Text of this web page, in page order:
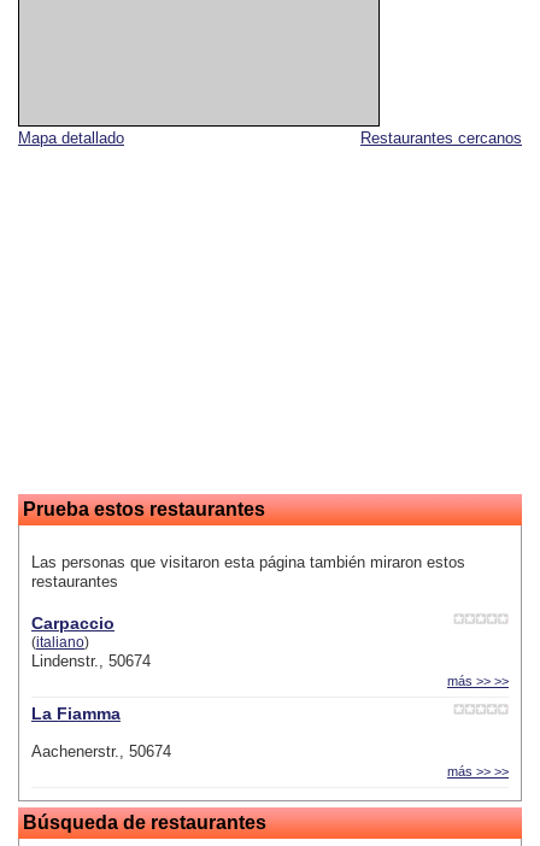
Restaurantes cercanos
Mapa detallado
Prueba estos restaurantes
Las personas que visitaron esta página también miraron estos
restaurantes
Carpaccio
(italiano)
Lindenstr., 50674
más >> >>
La Fiamma
Aachenerstr., 50674
más >> >>
Búsqueda de restaurantes